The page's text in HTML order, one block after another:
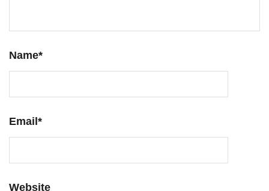
Name*
Email *
Website